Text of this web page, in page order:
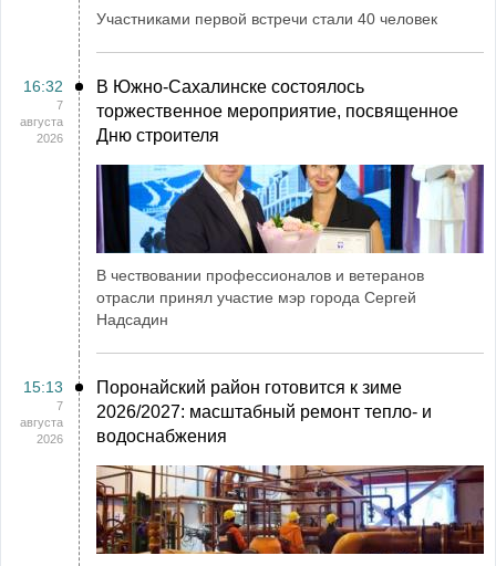
Участниками первой встречи стали 40 человек
16:32
7
августа
2026
В Южно-Сахалинске состоялось
торжественное мероприятие, посвященное
Дню строителя
В чествовании профессионалов и ветеранов
отрасли принял участие мэр города Сергей
Надсадин
15:13
7
августа
2026
Поронайский район готовится к зиме
2026/2027: масштабный ремонт тепло- и
водоснабжения